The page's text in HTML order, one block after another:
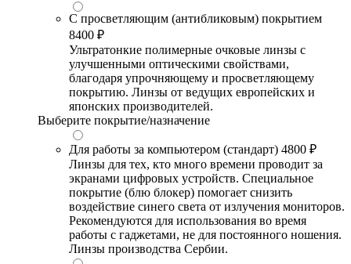
С просветляющим (антибликовым) покрытием
8400 ₽
Ультратонкие полимерные очковые линзы с
улучшенными оптическими свойствами,
благодаря упрочняющему и просветляющему
покрытию. Линзы от ведущих европейских и
японских производителей.
Выберите покрытие/назначение
Для работы за компьютером (стандарт) 4800 ₽
Линзы для тех, кто много времени проводит за
экранами цифровых устройств. Специальное
покрытие (блю блокер) помогает снизить
воздействие синего света от излучения мониторов.
Рекомендуются для использования во время
работы с гаджетами, не для постоянного ношения.
Линзы производства Сербии.